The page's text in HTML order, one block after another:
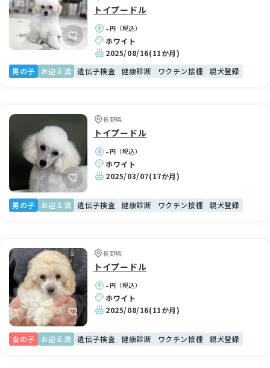
トイプードル
-円（税込）
ホワイト
2025/08/16(11か月)
男の子
お迎え済 遺伝子検査 健康診断 ワクチン接種 親犬登録
長野県
トイプードル
-円（税込）
ホワイト
2025/03/07(17か月)
男の子 お迎え済 遺伝子検査 健康診断 ワクチン接種 親犬登録
長野県
トイプードル
-円（税込）
ホワイト
2025/08/16(11か月)
女の子 お迎え済 遺伝子検査 健康診断 ワクチン接種 親犬登録